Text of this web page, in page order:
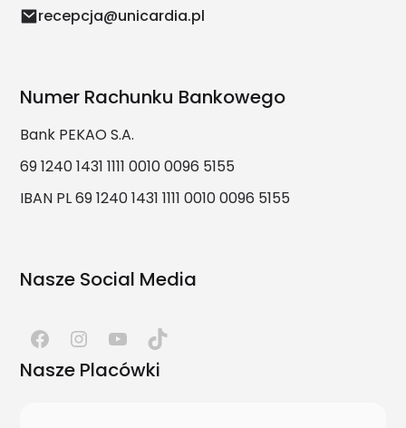
recepcja@unicardia.pl
Numer Rachunku Bankowego
Bank PEKAO S.A.
69 1240 1431 1111 0010 0096 5155
IBAN PL 69 1240 1431 1111 0010 0096 5155
Nasze Social Media
Nasze Placówki